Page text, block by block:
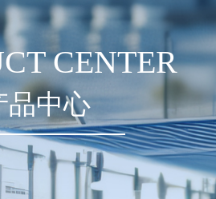
CENTER
品中心